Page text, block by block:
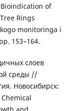
Bioindication of
Rings
monitoringa i
153–164.
слоев
среды //
Новосибирск: